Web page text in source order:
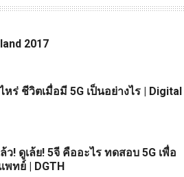
2017
หร่ ชีวิตเมื่อมี 5G เป็นอย่างไร | Digital
ว! ดูเล้ย! 5จี คืออะไร ทดสอบ 5G เพื่อ
พทย์ | DGTH